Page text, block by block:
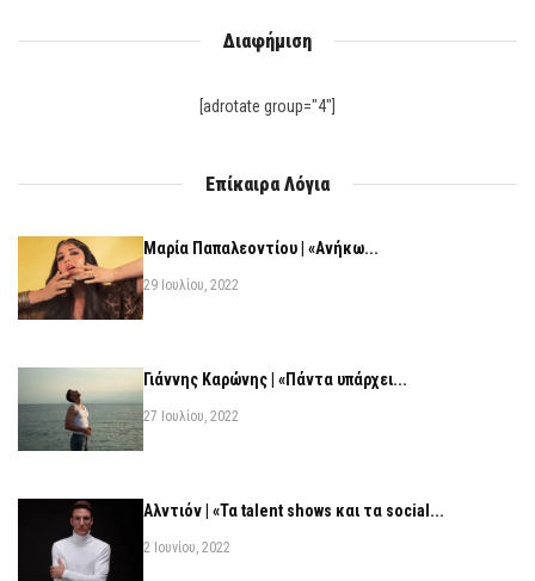
Διαφήμιση
[adrotate group="4"]
Επίκαιρα Λόγια
Μαρία Παπαλεοντίου | «Ανήκω...
29 Ιουλίου, 2022
Γιάννης Καρώνης | «Πάντα υπάρχει...
27 Ιουλίου, 2022
Αλντιόν | «Τα talent shows και τα social...
2 Ιουνίου, 2022